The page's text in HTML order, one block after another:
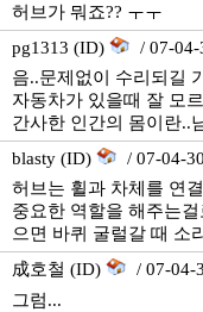
허브가 뭐죠?? ㅜㅜ
pg1313 (ID)
/ 07-
음..문제없이 수리되길
자동차가 있을때 잘 모
간사한 인간의 몸이란..
blasty (ID)
/ 07-04-
허브는 휠과 차체를 연
중요한 역할을 해주는
으면 바퀴 굴럴갈 때 소
成호철 (ID)
/ 07-04-
그럼...